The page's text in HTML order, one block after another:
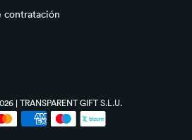
contratación
| TRANSPARENT GIFT S.L.U.